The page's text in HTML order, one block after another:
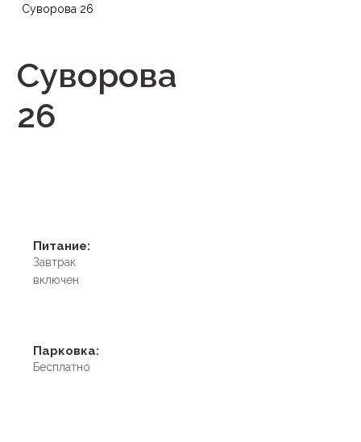
Суворова 26
Суворова
26
Питание:
Завтрак
включен
Парковка:
Бесплатно